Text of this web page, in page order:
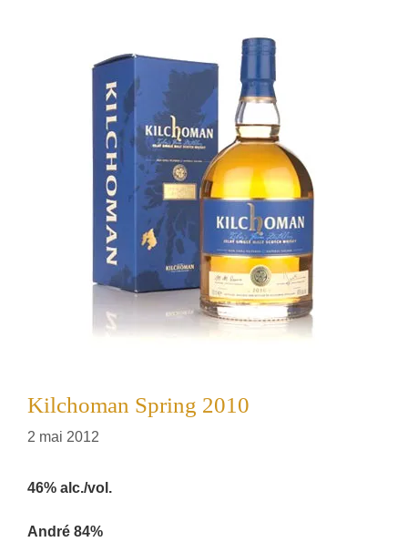
Kilchoman Spring 2010
2 mai 2012
46% alc./vol.
André 84%